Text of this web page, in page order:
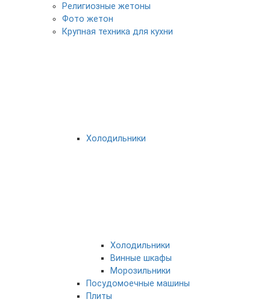
Религиозные жетоны
Фото жетон
Крупная техника для кухни
Холодильники
Холодильники
Винные шкафы
Морозильники
Посудомоечные машины
Плиты